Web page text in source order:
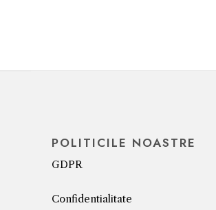
POLITICILE NOASTRE
GDPR
Confidentialitate